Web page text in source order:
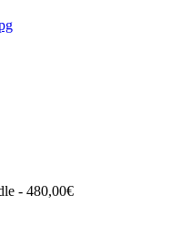
- 480,00€